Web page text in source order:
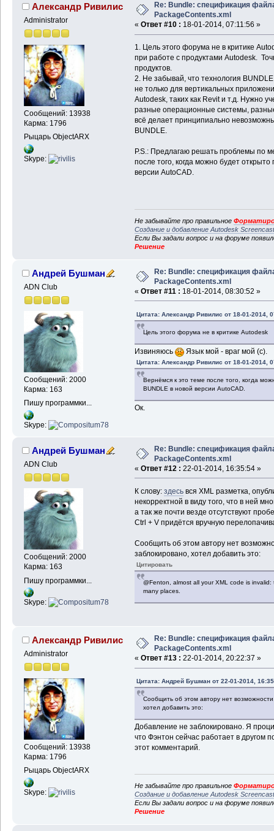
Александр Ривилис
Administrator
Сообщений: 13938
Карма: 1796
Рыцарь ObjectARX
Skype:
Re: Bundle: спецификация
PackageContents.xml
« Ответ #10 : 18-01-2014, 07:11:56 »
1. Цель этого форума не в критике
при работе с продуктами Autodesk.
продуктов.
2. Не забывай, что технология
не только для вертикальных
Autodesk, таких как Revit и т.д. Нужно
разные операционные системы,
всё делает принципиально
BUNDLE.
P.S.: Предлагаю решать проблемы по
после того, когда можно будет
версии AutoCAD.
Не забывайте про правильное
Создание и добавление Autodesk
Если Вы задали вопрос и на форуме
Решение
Андрей Бушман
ADN Club
Сообщений: 2000
Карма: 163
Пишу программки...
Skype:
Re: Bundle: спецификация
PackageContents.xml
« Ответ #11 : 18-01-2014, 08:30:52 »
Цитата: Александр Ривилис от 18-01-2014,
Цель этого форума не в критике Autodesk
Извиняюсь Язык мой - враг мой (с).
Цитата: Александр Ривилис от 18-01-2014,
Вернёмся к это теме после того, когда
BUNDLE в новой версии AutoCAD.
Ок.
Андрей Бушман
ADN Club
Сообщений: 2000
Карма: 163
Пишу программки...
Skype:
Re: Bundle: спецификация
PackageContents.xml
« Ответ #12 : 22-01-2014, 16:35:54 »
К слову: здесьвся XML разметка,
некорректной в виду того, что в ней
а так же почти везде отсутствуют
Ctrl + V придётся вручную
Сообщить об этом автору нет
заблокировано, хотел добавить это:
Цитировать
@Fenton, almost all your XML code is
many places.
Александр Ривилис
Administrator
Сообщений: 13938
Карма: 1796
Рыцарь ObjectARX
Skype:
Re: Bundle: спецификация
PackageContents.xml
« Ответ #13 : 22-01-2014, 20:22:37 »
Цитата: Андрей Бушман от 22-01-2014,
Сообщить об этом автору нет
хотел добавить это:
Добавление не заблокировано. Я
что Фэнтон сейчас работает в другом
этот комментарий.
Не забывайте про правильное
Создание и добавление Autodesk
Если Вы задали вопрос и на форуме
Решение